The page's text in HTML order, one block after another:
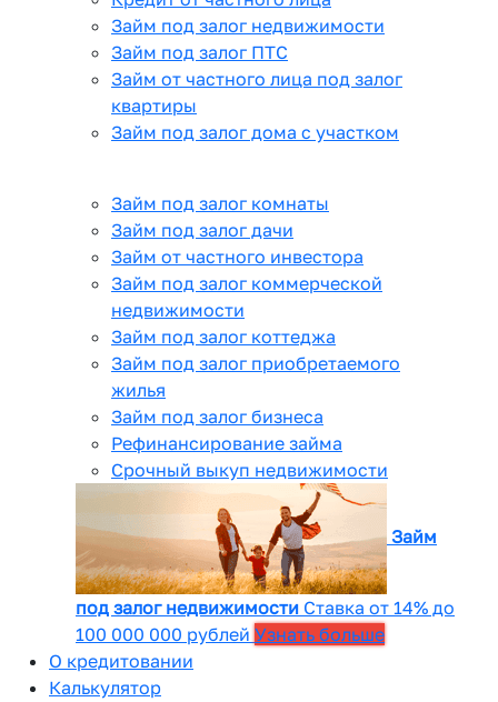
Займ под залог недвижимости
Займ под залог ПТС
Займ от частного лица под залог
квартиры
Займ под залог дома с участком
Займ под залог комнаты
Займ под залог дачи
Займ от частного инвестора
Займ под залог коммерческой
недвижимости
Займ под залог коттеджа
Займ под залог приобретаемого
жилья
Займ под залог бизнеса
Рефинансирование займа
Срочный выкуп недвижимости
Займ
под залог недвижимости Ставка от 14% до
100 000 000 рублей Узнать больше
О кредитовании
Калькулятор